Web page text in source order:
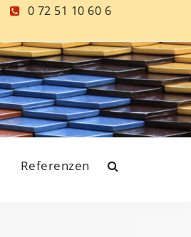
0 72 51 10 60 6
Referenzen